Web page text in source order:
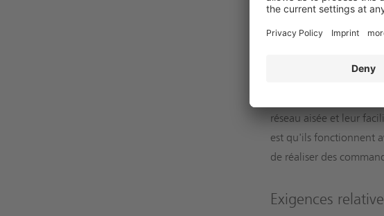
facilement et en toute
La commande et le
Pourquoi les
Les vérins électriques
réseau aisée et leur
est qu'ils fonctionnent
de réaliser des
Exigences